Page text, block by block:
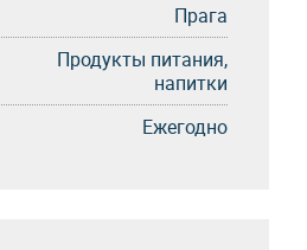
Прага
Продукты питания,
напитки
Eжегоднo